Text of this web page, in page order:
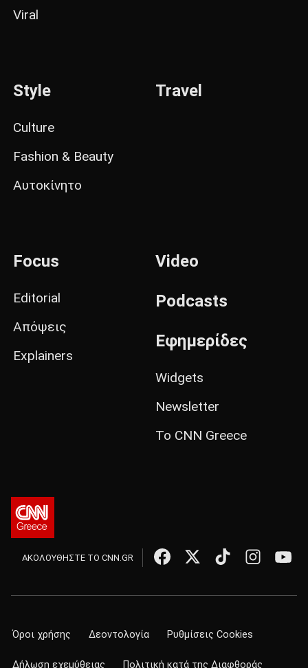
Viral
Style
Culture
Fashion & Beauty
Αυτοκίνητο
Travel
Focus
Editorial
Απόψεις
Explainers
Video
Podcasts
Εφημερίδες
Widgets
Newsletter
Το CNN Greece
ΑΚΟΛΟΥΘΗΣΤΕ ΤΟ CNN.GR
Όροι χρήσης Δεοντολογία Ρυθμίσεις Cookies
Δήλωση εχεμύθειας Πολιτική κατά της Διαφθοράς